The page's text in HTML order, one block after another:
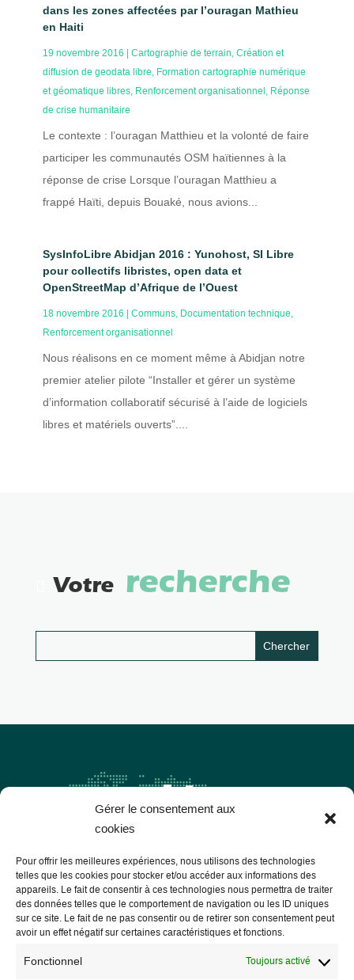
Gérer le consentement aux
cookies
Pour offrir les meilleures expériences, nous utilisons des technologies
telles que les cookies pour stocker et/ou accéder aux informations des
appareils. Le fait de consentir à ces technologies nous permettra de traiter
des données telles que le comportement de navigation ou les ID uniques
sur ce site. Le fait de ne pas consentir ou de retirer son consentement peut
avoir un effet négatif sur certaines caractéristiques et fonctions.
Fonctionnel Toujours activé
dans les zones affectées par l’ouragan Mathieu
en Haiti
19 novembre 2016 Cartographie de terrain, Création et
diffusion de geodata libre, Formation cartographie numérique
et géomatique libres, Renforcement organisationnel , Réponse
de crise humanitaire
Le contexte : l’ouragan Matthieu et la volonté de faire
participer les communautés OSM haïtiennes à la
réponse de crise Lorsque l’ouragan Matthieu a
frappé Haïti, depuis Bouaké, nous avions...
SysInfoLibre Abidjan 2016 : Yunohost, SI Libre
pour collectifs libristes, open data et
OpenStreetMap d’Afrique de l’Ouest
18 novembre 2016 Communs, Documentation technique,
Renforcement organisationnel
Nous réalisons en ce moment même à Abidjan notre
premier atelier pilote “Installer et gérer un système
d’information collaboratif sécurisé à l’aide de logiciels
libres et matériels ouverts”....
Votrerecherche
Les Libres Géographes
28 rue Hoche